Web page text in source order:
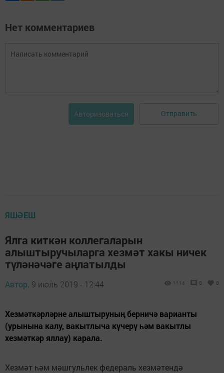
Нет комментариев
Авторизоваться Отправить
ЯШӘЕШ
Ялга киткән коллегаларын
алыштыручыларга хезмәт хакы ничек
түләнәчәге аңлатылды
Автор, 9 июль 2019 - 12:44 1114 0 0
Хезмәткәрләрне алыштыруның берничә варианты
(урынына калу, вакытлыча күчерү һәм вакытлы
хезмәткәр яллау) карала.
Хезмәт һәм мәшгульлек федераль хезмәтендә